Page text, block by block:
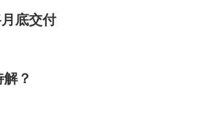
底交付
？